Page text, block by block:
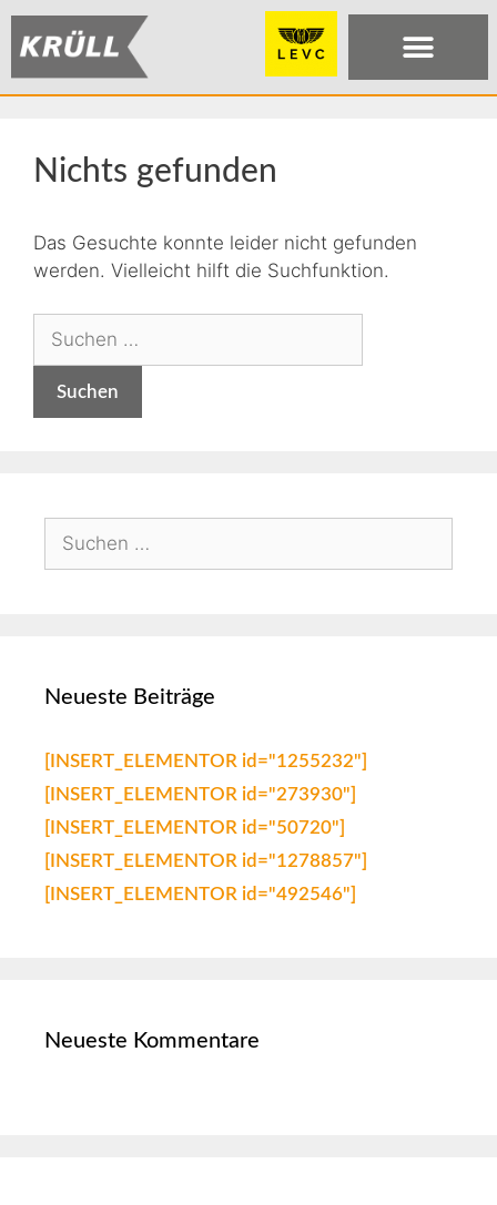
Nichts gefunden
Das Gesuchte konnte leider nicht gefunden
werden. Vielleicht hilft die Suchfunktion.
Neueste Beiträge
[INSERT_ELEMENTOR id="1255232"]
[INSERT_ELEMENTOR id="273930"]
[INSERT_ELEMENTOR id="50720"]
[INSERT_ELEMENTOR id="1278857"]
[INSERT_ELEMENTOR id="492546"]
Neueste Kommentare